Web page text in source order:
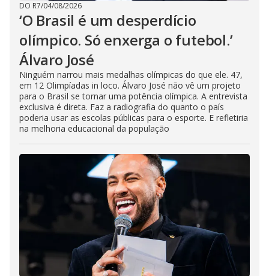
DO R7/04/08/2026
‘O Brasil é um desperdício
olímpico. Só enxerga o futebol.’
Álvaro José
Ninguém narrou mais medalhas olímpicas do que ele. 47,
em 12 Olimpíadas in loco. Álvaro José não vê um projeto
para o Brasil se tornar uma potência olímpica. A entrevista
exclusiva é direta. Faz a radiografia do quanto o país
poderia usar as escolas públicas para o esporte. E refletiria
na melhoria educacional da população